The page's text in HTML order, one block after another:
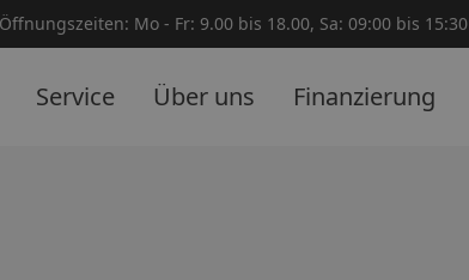
Öffnungszeiten: Mo - Fr: 9.00 bis 18.00, Sa: 09:00 bis 15:30
Service Über uns Finanzierung